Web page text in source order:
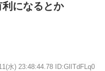
になるとか
水) 23:48:44.78 ID:GlITdFLq0